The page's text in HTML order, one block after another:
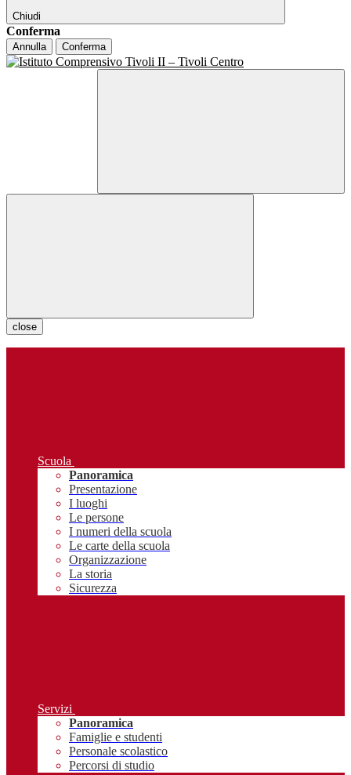
Chiudi
Conferma
Annulla Conferma
close
Scuola
Panoramica
Presentazione
I luoghi
Le persone
I numeri della scuola
Le carte della scuola
Organizzazione
La storia
Sicurezza
Servizi
Panoramica
Famiglie e studenti
Personale scolastico
Percorsi di studio